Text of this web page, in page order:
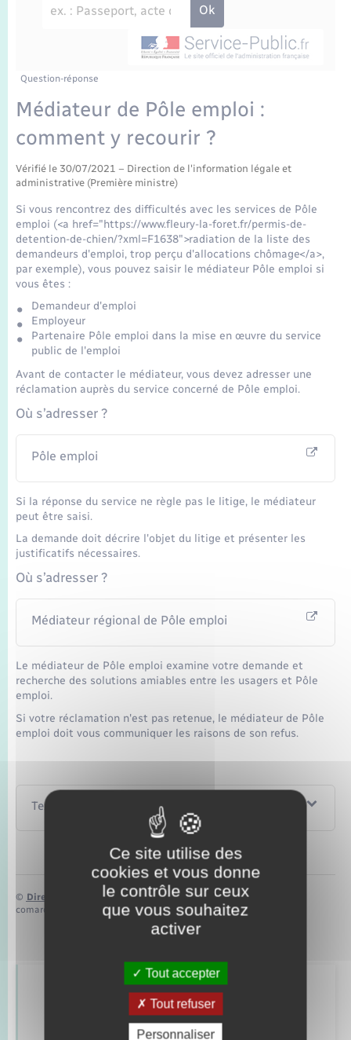
Etat-civil - Papiers - Citoyenneté
Parrainage civil
Concessions funéraires
Nouvel habitant
Numérique
Organisation d’événement
Sécurité - Prévention
Seniors
Transports
Transports scolaires
Travaux - Autorisation d’occupation de l’espace
Plan interactif
La Communauté de communes
Question-réponse
Médiateur de Pôle emploi :
comment y recourir ?
Vérifié le 30/07/2021 – Direction de l'information légale et
administrative (Première ministre)
Si vous rencontrez des difficultés avec les services de Pôle
emploi (<a href="https://www.fleury-la-foret.fr/permis-de-
detention-de-chien/?xml=F1638">radiation de la liste des
demandeurs d'emploi, trop perçu d'allocations chômage</a>,
par exemple), vous pouvez saisir le médiateur Pôle emploi si
vous êtes :
Demandeur d'emploi
Employeur
Partenaire Pôle emploi dans la mise en œuvre du service
public de l'emploi
Avant de contacter le médiateur, vous devez adresser une
réclamation auprès du service concerné de Pôle emploi.
Où s’adresser ?
Pôle emploi
Si la réponse du service ne règle pas le litige, le médiateur
peut être saisi.
La demande doit décrire l'objet du litige et présenter les
justificatifs nécessaires.
Où s’adresser ?
Médiateur régional de Pôle emploi
Le médiateur de Pôle emploi examine votre demande et
recherche des solutions amiables entre les usagers et Pôle
emploi.
Si votre réclamation n'est pas retenue, le médiateur de Pôle
emploi doit vous communiquer les raisons de son refus.
Textes de référence
© Direction de l’information légale et administrative
comarquage developpé parbaseo.io
Retrouvez aussi
Ce site utilise des
cookies et vous donne
le contrôle sur ceux
que vous souhaitez
activer
Tout accepter
Tout refuser
Personnaliser